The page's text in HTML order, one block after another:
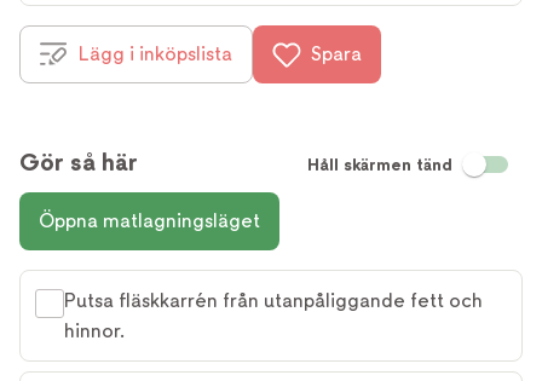
Lägg i inköpslista Spara
Gör så här Håll skärmen tänd
Öppna matlagningsläget
Putsa fläskkarrén från utanpåliggande fett och
hinnor.